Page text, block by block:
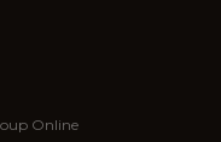
Online